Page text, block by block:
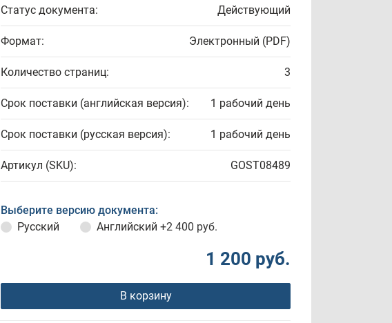
Статус документа: Действующий
Формат: Электронный (PDF)
Количество страниц: 3
Срок поставки (английская версия): 1 рабочий день
Срок поставки (русская версия): 1 рабочий день
Артикул (SKU): GOST08489
Выберите версию документа:
Русский
Английский +2 400 руб.
1 200 руб.
В корзину